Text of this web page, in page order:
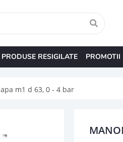
PRODUSE RESIGILATE PROMOTII
m1 d 63, 0 - 4 bar